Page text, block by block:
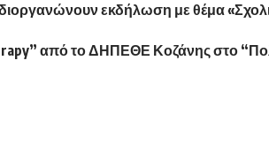
εκδήλωση με θέμα
από το ΔΗΠΕΘΕ Κοζάνης στο